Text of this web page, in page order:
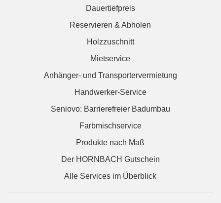
Dauertiefpreis
Reservieren & Abholen
Holzzuschnitt
Mietservice
Anhänger- und Transportervermietung
Handwerker-Service
Seniovo: Barrierefreier Badumbau
Farbmischservice
Produkte nach Maß
Der HORNBACH Gutschein
Alle Services im Überblick